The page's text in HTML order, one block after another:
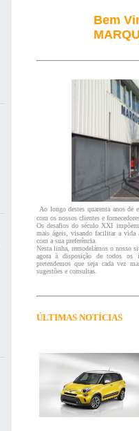
Bem
Ao longo destes quarenta anos de
com os nossos clientes e
Os desafios do século XXI
mais ágeis, visando facilitar a vida
com a sua preferência.
Nesta linha, remodelámos o nosso
agora à disposição de todos os
pretendemos que seja cada vez
sugestões e consultas.
ÚLTIMAS NOTÍCIAS